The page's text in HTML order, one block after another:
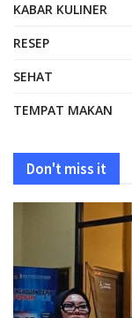
KABAR KULINER
RESEP
SEHAT
TEMPAT MAKAN
Don't miss it